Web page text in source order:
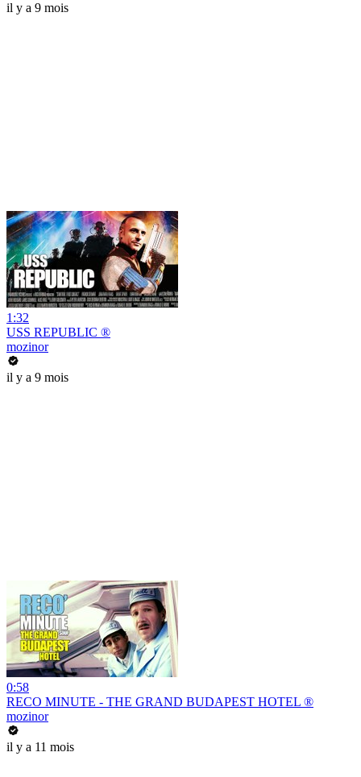
il y a 9 mois
1:32
USS REPUBLIC ®
mozinor
il y a 9 mois
0:58
RECO MINUTE - THE GRAND BUDAPEST HOTEL ®
mozinor
il y a 11 mois